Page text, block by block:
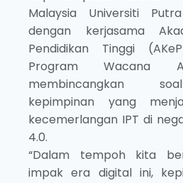
Malaysia Universiti
dengan kerjasama
Pendidikan Tinggi
Program Wacana
membincangkan
kepimpinan yang
kecemerlangan IPT di
4.0.
“Dalam tempoh kita
impak era digital ini,